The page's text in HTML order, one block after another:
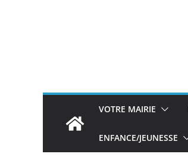
VOTRE MAIRIE
ENFANCE/JEUNESSE